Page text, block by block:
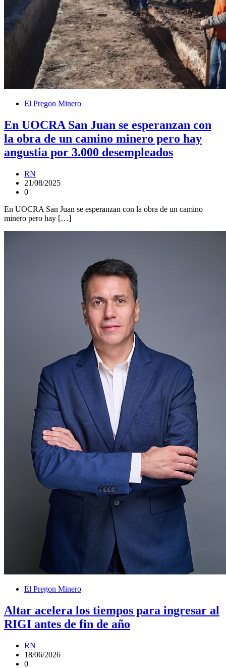
El Pregon Minero
En UOCRA San Juan se esperanzan con
la obra de un camino minero pero hay
angustia por 3.000 desempleados
RN
21/08/2025
0
En UOCRA San Juan se esperanzan con la obra de un camino
minero pero hay […]
El Pregon Minero
Altar acelera los tiempos para ingresar al
RIGI antes de fin de año
RN
18/06/2026
0